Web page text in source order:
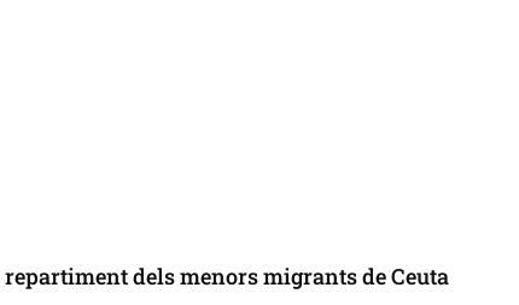
dels menors migrants de Ceuta